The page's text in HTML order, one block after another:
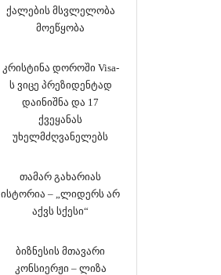
ქალების მსვლელობა
მოეწყობა
კრისტინა დოროში Visa-
ს ვიცე პრეზიდენტად
დაინიშნა და 17
ქვეყანას
უხელმძღვანელებს
თამარ გახარიას
ისტორია – „ლიდერს არ
აქვს სქესი“
ბიზნესის მთავარი
კონსიერჟი – ლიზა